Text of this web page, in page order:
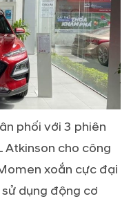
phối với 3 phiên
Atkinson cho công
xoắn cực đại
dụng động cơ